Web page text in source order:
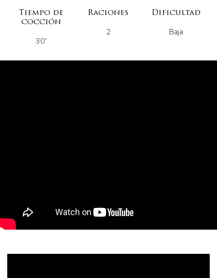
Tiempo de
cocción
30'
Raciones
2
Dificultad
Baja